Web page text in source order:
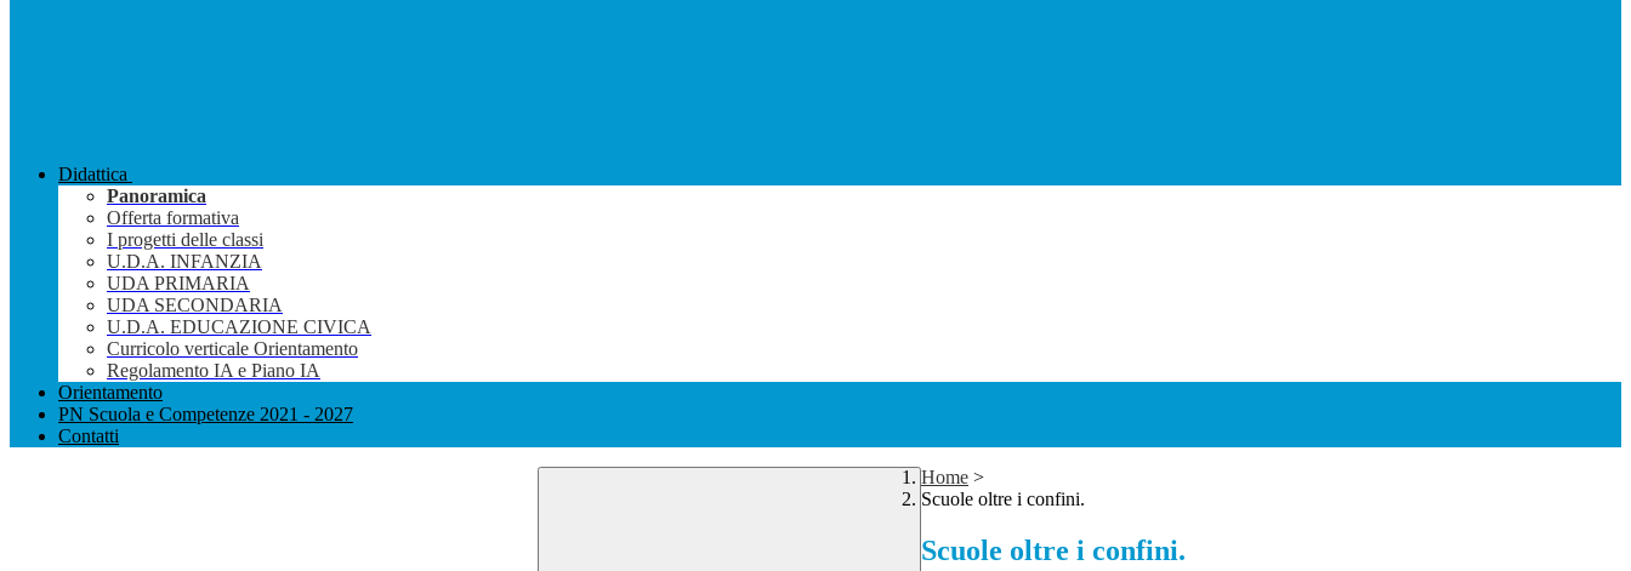
Didattica
Panoramica
Offerta formativa
I progetti delle classi
U.D.A. INFANZIA
UDA PRIMARIA
UDA SECONDARIA
U.D.A. EDUCAZIONE CIVICA
Curricolo verticale Orientamento
Regolamento IA e Piano IA
Orientamento
PN Scuola e Competenze 2021 - 2027
Contatti
Home >
Scuole oltre i confini.
Scuole oltre i confini.